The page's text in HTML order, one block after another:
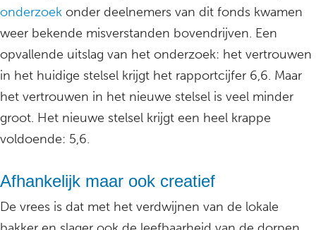
onderzoek onder deelnemers van dit fonds kwamen
weer bekende misverstanden bovendrijven. Een
opvallende uitslag van het onderzoek: het vertrouwen
in het huidige stelsel krijgt het rapportcijfer 6,6. Maar
het vertrouwen in het nieuwe stelsel is veel minder
groot. Het nieuwe stelsel krijgt een heel krappe
voldoende: 5,6.
Afhankelijk maar ook creatief
De vrees is dat met het verdwijnen van de lokale